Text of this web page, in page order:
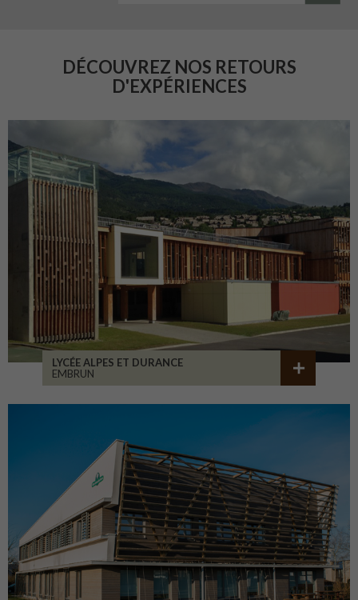
DÉCOUVREZ NOS RETOURS
D'EXPÉRIENCES
LYCÉE ALPES ET DURANCE
EMBRUN